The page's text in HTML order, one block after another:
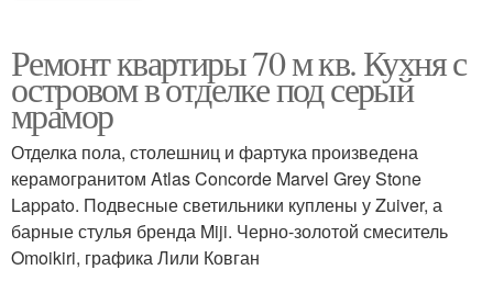
Ремонт квартиры 70 м кв. Кухня с
островом в отделке под серый
мрамор
Отделка пола, столешниц и фартука произведена
керамогранитом Atlas Concorde Marvel Grey Stone
Lappato. Подвесные светильники куплены у Zuiver, а
барные стулья бренда Miji. Черно-золотой смеситель
Omoikiri, графика Лили Ковган